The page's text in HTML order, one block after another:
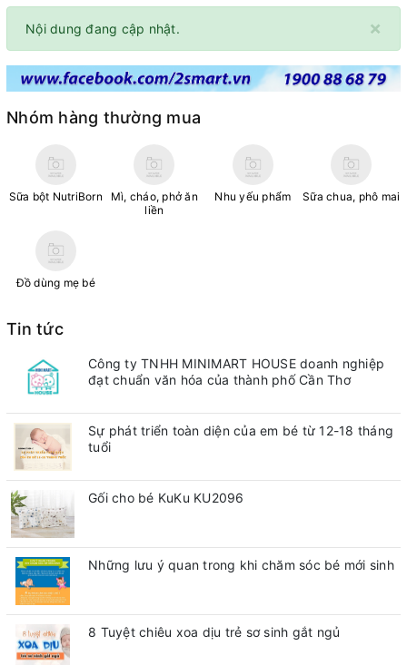
×
Nội dung đang cập nhật.
Nhóm hàng thường mua
Sữa bột NutriBorn
Mì, cháo, phở ăn
liền
Nhu yếu phẩm Sữa chua, phô mai
Đồ dùng mẹ bé
Tin tức
Công ty TNHH MINIMART HOUSE doanh nghiệp
đạt chuẩn văn hóa của thành phố Cần Thơ
Sự phát triển toàn diện của em bé từ 12-18 tháng
tuổi
Gối cho bé KuKu KU2096
Những lưu ý quan trong khi chăm sóc bé mới sinh
8 Tuyệt chiêu xoa dịu trẻ sơ sinh gắt ngủ